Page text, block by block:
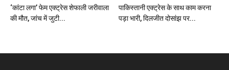
‘कांटा लगा’ फेम एक्ट्रेस शेफाली जरीवाला
की मौत, जांच में जुटी...
पाकिस्तानी एक्ट्रेस के साथ काम करना
पड़ा भारी, दिलजीत दोसांझ पर...